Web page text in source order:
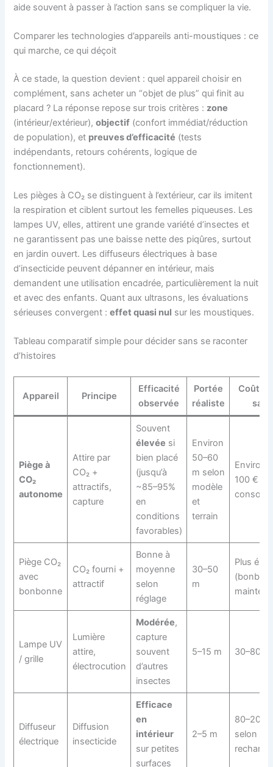
aide souvent à passer à l’action sans se compliquer la vie.
Comparer les technologies d’appareils anti-moustiques : ce
qui marche, ce qui déçoit
À ce stade, la question devient : quel appareil choisir en
complément, sans acheter un “objet de plus” qui finit au
placard ? La réponse repose sur trois critères : zone
(intérieur/extérieur),objectif (confort immédiat/réduction
de population), et preuves d’efficacité (tests
indépendants, retours cohérents, logique de
fonctionnement).
Les pièges à CO₂ se distinguent à l’extérieur, car ils imitent
la respiration et ciblent surtout les femelles piqueuses. Les
lampes UV, elles, attirent une grande variété d’insectes et
ne garantissent pas une baisse nette des piqûres, surtout
en jardin ouvert. Les diffuseurs électriques à base
d’insecticide peuvent dépanner en intérieur, mais
demandent une utilisation encadrée, particulièrement la nuit
et avec des enfants. Quant aux ultrasons, les évaluations
sérieuses convergent :effet quasi nul sur les moustiques.
Tableau comparatif simple pour décider sans se raconter
d’histoires
Appareil Principe
Efficacité
observée
Portée
réaliste
Coût
Piège à
CO₂
autonome
Attire par
CO₂ +
attractifs,
capture
Souvent
élevée si
bien placé
(jusqu’à
~85–95%
en
conditions
favorables)
Environ
50–60
m selon
modèle
et
terrain
Environ
100 € de
Piège CO₂
avec
bonbonne
CO₂ fourni +
attractif
Bonne à
moyenne
selon
réglage
30–50
m
Plus
Lampe UV
/ grille
Lumière
attire,
électrocution
Modérée,
capture
souvent
d’autres
insectes
5–15 m 30–80 €
Diffuseur
électrique
Diffusion
insecticide
Efficace
en
intérieur
sur petites
surfaces
2–5 m
80–200
selon